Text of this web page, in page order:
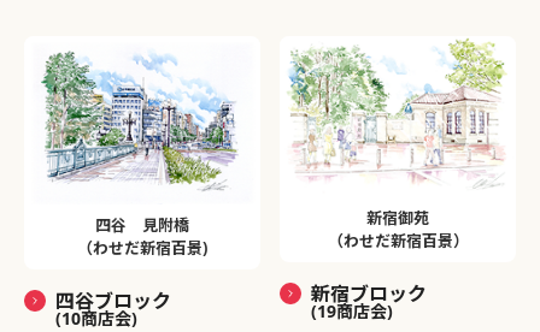
四谷 見附橋
（わせだ新宿百景)
四谷ブロック
(10商店会)
新宿御苑
（わせだ新宿百景）
新宿ブロック
(19商店会)